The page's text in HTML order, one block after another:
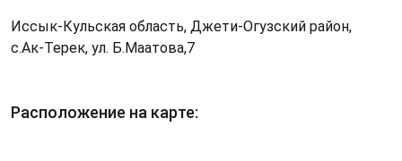
Иссык-Кульская область, Джети-Огузский район,
с.Ак-Терек, ул. Б.Маатова,7
Расположение на карте: